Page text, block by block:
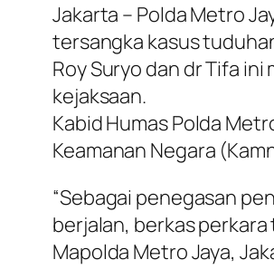
Jakarta – Polda Metro
tersangka kasus
Roy Suryo dan dr Tifa
kejaksaan.
Kabid Humas Polda
Keamanan Negara
“Sebagai penegasan
berjalan, berkas
Mapolda Metro Jaya,